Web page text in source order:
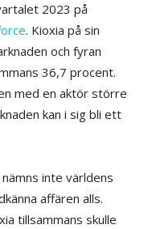
2023 på
. Kioxia på sin
och fyran
36,7 procent.
med en aktör större
kan i sig bli ett
inte världens
affären alls.
tillsammans skulle